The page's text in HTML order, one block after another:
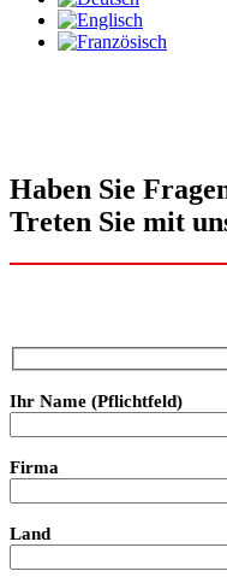
Haben Sie
Treten Sie mit
Ihr Name (Pflichtfeld)
Firma
Land